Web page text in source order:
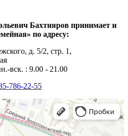
Бахтияров принимает и
по адресу:
д. 5/2, стр. 1,
вск. : 9.00 - 21.00
786-22-55